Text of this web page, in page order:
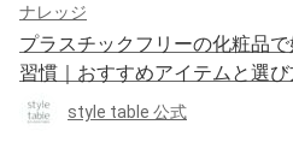
ナレッジ
プラスチックフリーの化粧品
習慣｜おすすめアイテムと選
style table 公式